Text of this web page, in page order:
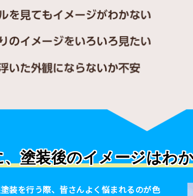
塗装後のイメージはわ
装を行う際、皆さんよく悩まれるのが色